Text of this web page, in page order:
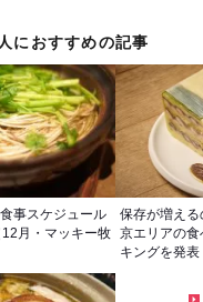
におすすめの記事
事スケジュール
月・マッキー牧
保存が増え
京エリアの
キングを発表